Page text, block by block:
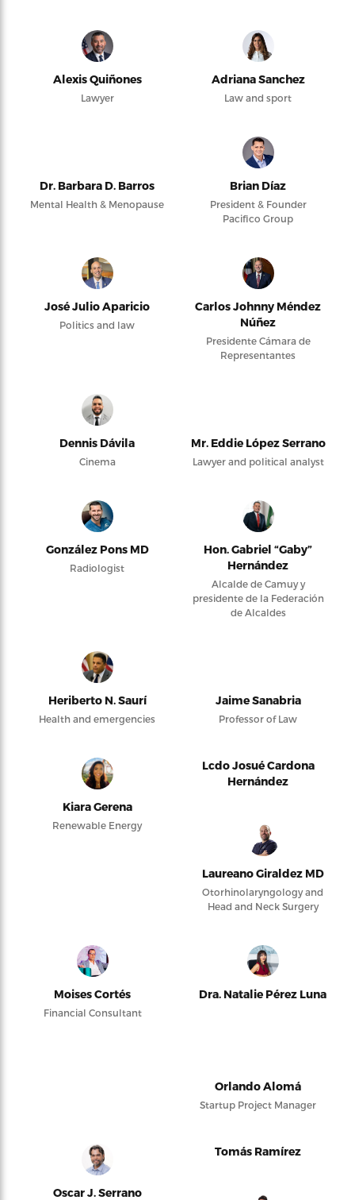
Alexis Quiñones
Lawyer
Adriana Sanchez
Law and sport
Dr. Barbara D. Barros
Mental Health & Menopause
Brian Díaz
President & Founder
Pacifico Group
José Julio Aparicio
Politics and law
Carlos Johnny Méndez
Núñez
Presidente Cámara de
Representantes
Dennis Dávila
Cinema
Mr. Eddie López Serrano
Lawyer and political analyst
González Pons MD
Radiologist
Hon. Gabriel “Gaby”
Hernández
Alcalde de Camuy y
presidente de la Federación
de Alcaldes
Heriberto N. Saurí
Health and emergencies
Jaime Sanabria
Professor of Law
Kiara Gerena
Renewable Energy
Lcdo Josué Cardona
Hernández
Laureano Giraldez MD
Otorhinolaryngology and
Head and Neck Surgery
Moises Cortés
Financial Consultant
Dra. Natalie Pérez Luna
Orlando Alomá
Startup Project Manager
Oscar J. Serrano
Tomás Ramírez